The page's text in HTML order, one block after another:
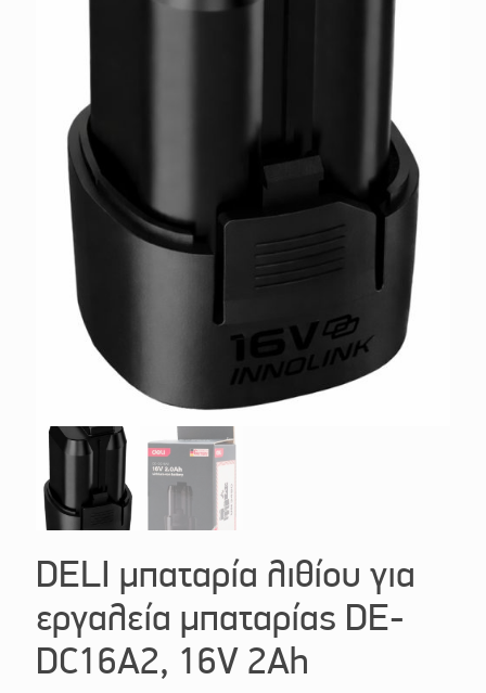
DELI μπαταρία λιθίου για
εργαλεία μπαταρίας DE-
DC16A2, 16V 2Ah